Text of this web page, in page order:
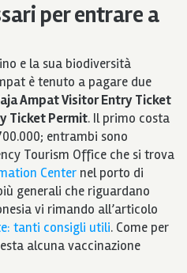
per entrare a
e la sua biodiversità
è tenuto a pagare due
Ampat Visitor Entry Ticket
Ticket Permit. Il primo costa
entrambi sono
Tourism Office che si trova
Center nel porto di
generali che riguardano
vi rimando all’articolo
tanti consigli utili. Come per
alcuna vaccinazione